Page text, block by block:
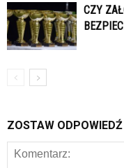
CZY
ZOSTAW ODPOWIEDŹ